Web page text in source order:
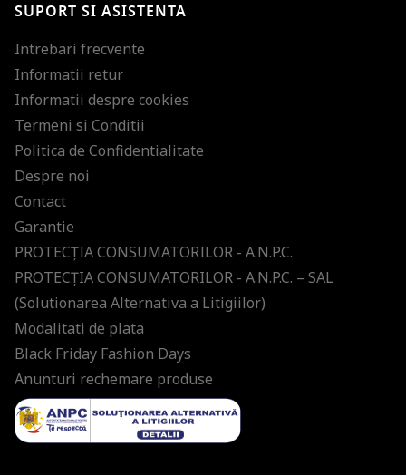
SUPORT SI ASISTENTA
Intrebari frecvente
Informatii retur
Informatii despre cookies
Termeni si Conditii
Politica de Confidentialitate
Despre noi
Contact
Garantie
PROTECŢIA CONSUMATORILOR - A.N.P.C.
PROTECŢIA CONSUMATORILOR - A.N.P.C. – SAL
(Solutionarea Alternativa a Litigiilor)
Modalitati de plata
Black Friday Fashion Days
Anunturi rechemare produse